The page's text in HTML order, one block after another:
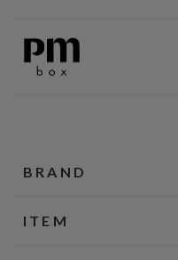
BRAND
ITEM